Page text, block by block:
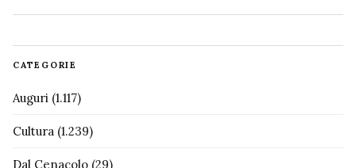
CATEGORIE
Auguri (1.117)
Cultura (1.239)
Dal Cenacolo (29)